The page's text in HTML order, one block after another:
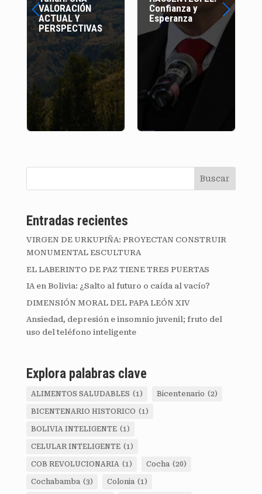
VALORACIÓN
ACTUAL Y
PERSPECTIVAS
Confianza y
Esperanza
Buscar
Entradas recientes
VIRGEN DE URKUPIÑA: PROYECTAN CONSTRUIR
MONUMENTAL ESCULTURA
EL LABERINTO DE PAZ TIENE TRES PUERTAS
IA en Bolivia: ¿Salto al futuro o caída al vacío?
DIMENSIÓN MORAL DEL PAPA LEÓN XIV
Ansiedad, depresión e insomnio juvenil; fruto del
uso del teléfono inteligente
Explora palabras clave
ALIMENTOS SALUDABLES (1) Bicentenario (2)
BICENTENARIO HISTORICO (1)
BOLIVIA INTELIGENTE (1)
CELULAR INTELIGENTE (1)
COB REVOLUCIONARIA (1) Cocha (20)
Cochabamba (3) Colonia (1)